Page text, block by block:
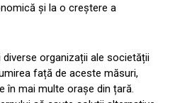
și la o creștere a
organizații ale societății
față de aceste măsuri,
în mai multe orașe din țară.